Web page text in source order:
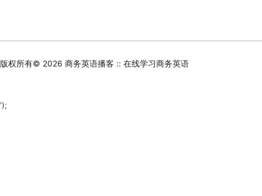
版权所有© 2026 商务英语播客 :: 在线学习商务英语
');